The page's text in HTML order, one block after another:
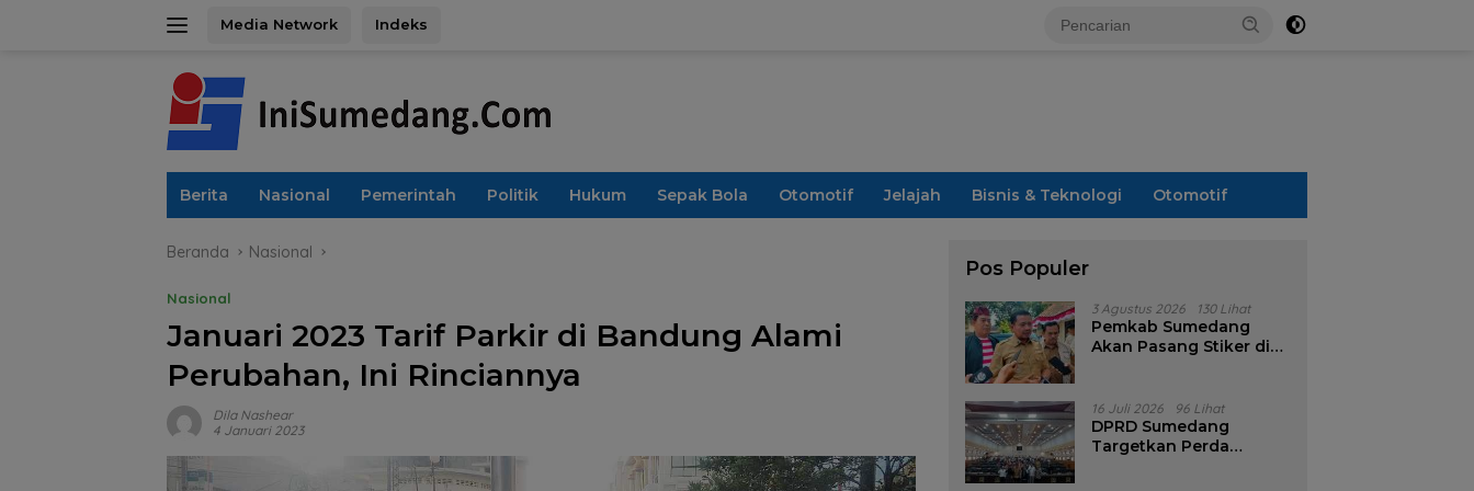
Media Network Indeks
Berita Nasional Pemerintah Politik Hukum Sepak Bola Otomotif Jelajah Bisnis & Teknologi Otomotif
Beranda Nasional
Nasional
Januari 2023 Tarif Parkir di Bandung Alami
Perubahan, Ini Rinciannya
Dila Nashear
4 Januari 2023
Pos Populer
3 Agustus 2026 130 Lihat
Pemkab Sumedang
Akan Pasang Stiker di
16 Juli 2026 96 Lihat
DPRD Sumedang
Targetkan Perda